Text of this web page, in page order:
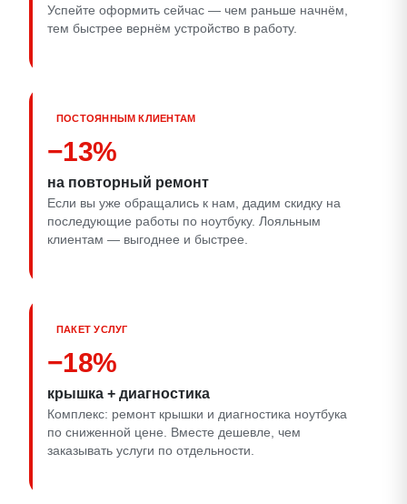
Успейте оформить сейчас — чем раньше начнём,
тем быстрее вернём устройство в работу.
ПОСТОЯННЫМ КЛИЕНТАМ
−13%
на повторный ремонт
Если вы уже обращались к нам, дадим скидку на
последующие работы по ноутбуку. Лояльным
клиентам — выгоднее и быстрее.
ПАКЕТ УСЛУГ
−18%
крышка + диагностика
Комплекс: ремонт крышки и диагностика ноутбука
по сниженной цене. Вместе дешевле, чем
заказывать услуги по отдельности.